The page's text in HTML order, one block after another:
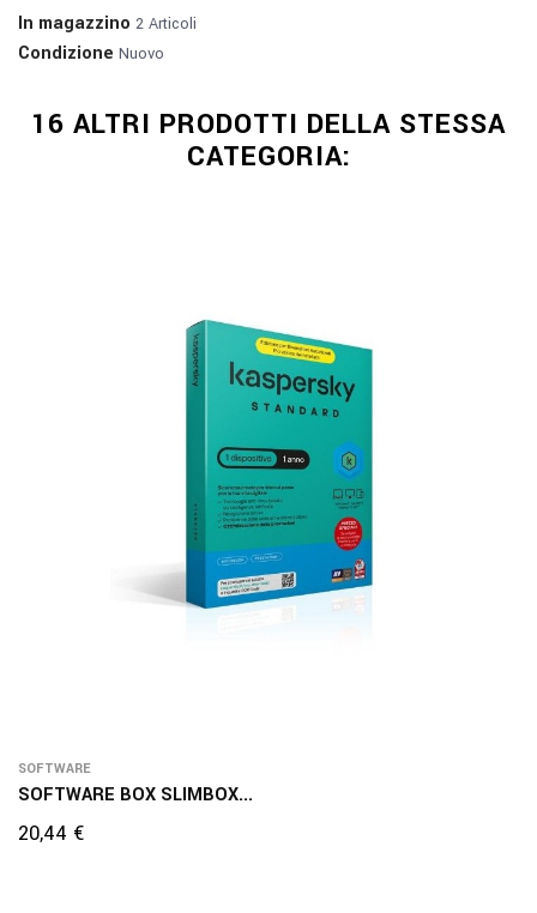
In magazzino 2 Articoli
Condizione Nuovo
16 ALTRI PRODOTTI DELLA STESSA
CATEGORIA:
SOFTWARE
SOFTWARE BOX SLIMBOX...
Prezzo
20,44 €